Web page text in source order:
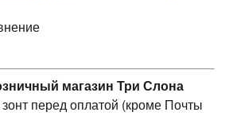
магазин Три Слона
перед оплатой (кроме Почты